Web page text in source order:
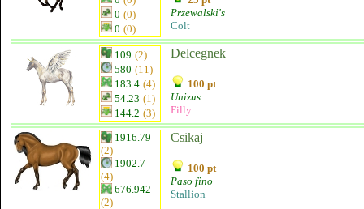
0 (0)
0 (0)
Przewalski's
Colt
109 (2)
580 (11)
183.4 (4)
54.23 (1)
144.2 (3)
Delcegnek
100 pt
Unizus
Filly
1916.79
(2)
1902.7
(4)
676.942
(2)
Csikaj
100 pt
Paso fino
Stallion